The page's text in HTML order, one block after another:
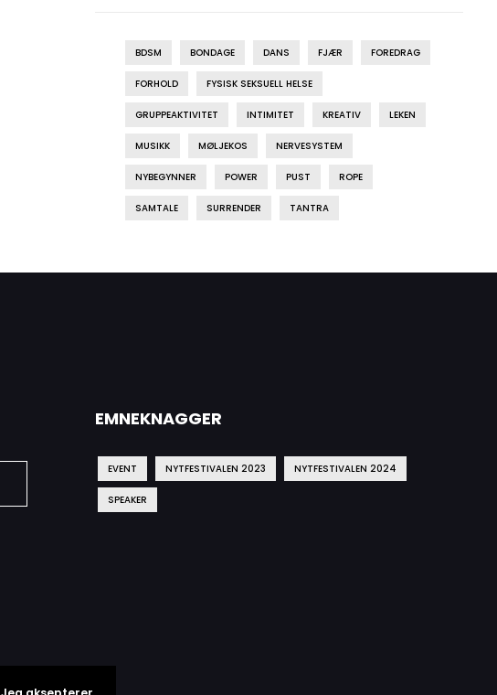
BDSM BONDAGE DANS FJÆR FOREDRAG
FORHOLD FYSISK SEKSUELL HELSE
GRUPPEAKTIVITET INTIMITET KREATIV LEKEN
MUSIKK MØLJEKOS NERVESYSTEM
NYBEGYNNER POWER PUST ROPE
SAMTALE SURRENDER TANTRA
EMNEKNAGGER
EVENT NYTFESTIVALEN 2023 NYTFESTIVALEN 2024
SPEAKER